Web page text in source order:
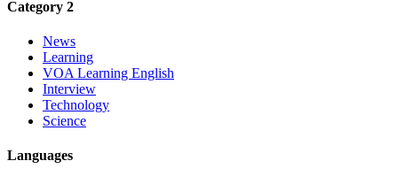
Category 2
News
Learning
VOA Learning English
Interview
Technology
Science
Languages